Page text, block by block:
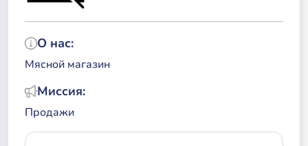
О нас:
Мясной магазин
Миссия:
Продажи